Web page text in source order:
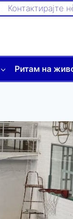
Контактирајте
Ритам на